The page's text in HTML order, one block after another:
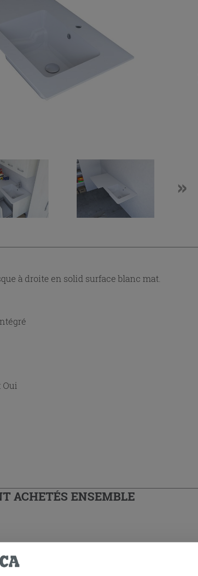
à droite en solid surface blanc mat.
Oui
ACHETÉS ENSEMBLE